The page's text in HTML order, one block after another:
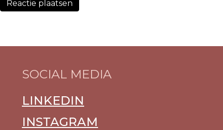
SOCIAL MEDIA
LINKEDIN
INSTAGRAM